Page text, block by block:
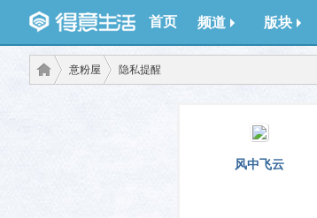
首页 频道 版块
意粉屋 隐私提醒
风中飞云